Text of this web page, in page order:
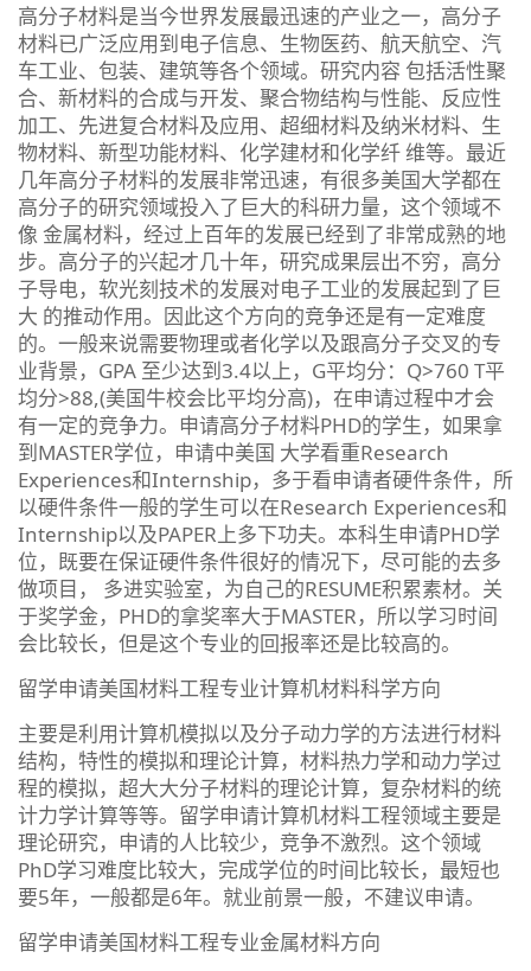
高分子材料是当今世界发展最迅速的产业之一，高分子
材料已广泛应用到电子信息、生物医药、航天航空、汽
车工业、包装、建筑等各个领域。研究内容 包括活性聚
合、新材料的合成与开发、聚合物结构与性能、反应性
加工、先进复合材料及应用、超细材料及纳米材料、生
物材料、新型功能材料、化学建材和化学纤 维等。最近
几年高分子材料的发展非常迅速，有很多美国大学都在
高分子的研究领域投入了巨大的科研力量，这个领域不
像 金属材料，经过上百年的发展已经到了非常成熟的地
步。高分子的兴起才几十年，研究成果层出不穷，高分
子导电，软光刻技术的发展对电子工业的发展起到了巨
大 的推动作用。因此这个方向的竞争还是有一定难度
的。一般来说需要物理或者化学以及跟高分子交叉的专
业背景，GPA 至少达到3.4以上，G平均分：Q>760 T平
均分>88,(美国牛校会比平均分高)，在申请过程中才会
有一定的竞争力。申请高分子材料PHD的学生，如果拿
到MASTER学位，申请中美国 大学看重Research
Experiences和Internship，多于看申请者硬件条件，所
以硬件条件一般的学生可以在Research Experiences和
Internship以及PAPER上多下功夫。本科生申请PHD学
位，既要在保证硬件条件很好的情况下，尽可能的去多
做项目， 多进实验室，为自己的RESUME积累素材。关
于奖学金，PHD的拿奖率大于MASTER，所以学习时间
会比较长，但是这个专业的回报率还是比较高的。
留学申请美国材料工程专业计算机材料科学方向
主要是利用计算机模拟以及分子动力学的方法进行材料
结构，特性的模拟和理论计算，材料热力学和动力学过
程的模拟，超大大分子材料的理论计算，复杂材料的统
计力学计算等等。留学申请计算机材料工程领域主要是
理论研究，申请的人比较少，竞争不激烈。这个领域
PhD学习难度比较大，完成学位的时间比较长，最短也
要5年，一般都是6年。就业前景一般，不建议申请。
留学申请美国材料工程专业金属材料方向